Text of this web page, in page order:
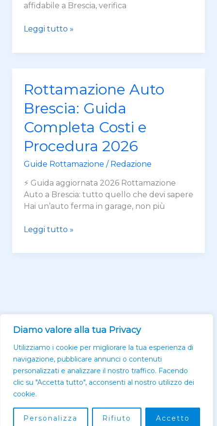
Diamo valore alla tua Privacy
Utilizziamo i cookie per migliorare la tua esperienza di
navigazione, pubblicare annunci o contenuti
personalizzati e analizzare il nostro traffico. Facendo
clic su "Accetta tutto", acconsenti al nostro utilizzo dei
cookie.
Personalizza Rifiuto Accetto
affidabile a Brescia, verifica
Leggi tutto »
Rottamazione Auto
Brescia: Guida
Completa Costi e
Procedura 2026
Guide Rottamazione / Redazione
⚡ Guida aggiornata 2026 Rottamazione
Auto a Brescia: tutto quello che devi sapere
Hai un’auto ferma in garage, non più
Rottamazione
Auto
Brescia:
Completa
Costi
Procedura
2026
Leggi tutto »
Copyright © 2026 - Autodemolizione Volta - Via Della Volta 126, 25124
Brescia - C.F./P.IVA 01143360178 - tel. 030 354 1798 -Privacy Policy&
Cookie Policy
| Realizzato da FBITech S.r.l